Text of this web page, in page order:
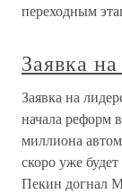
переходным
Заявка
Заявка на
начала реформ
миллиона
скоро уже
Пекин догнал